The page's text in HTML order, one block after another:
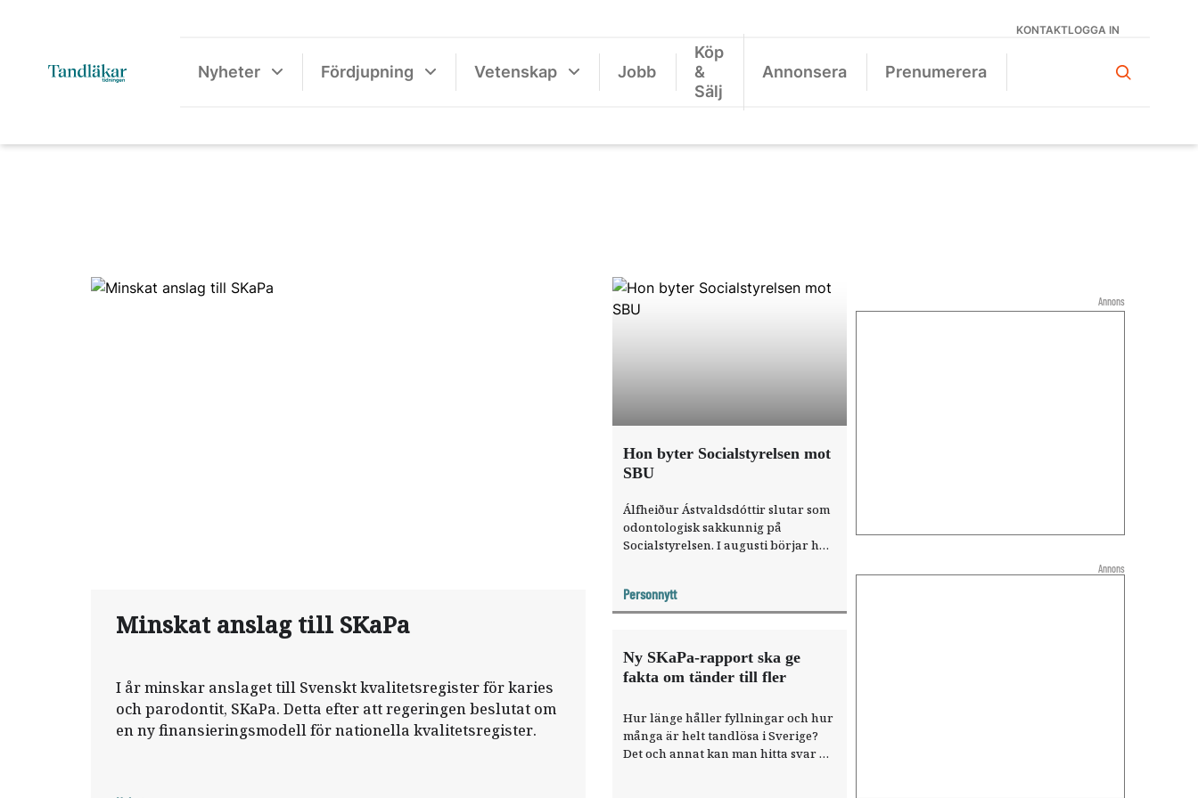
KONTAKTLOGGA IN
Nyheter Fördjupning Vetenskap Jobb
Köp
&
Sälj
Annonsera Prenumerera
Minskat anslag till SKaPa
I år minskar anslaget till Svenskt kvalitetsregister för karies
och parodontit, SKaPa. Detta efter att regeringen beslutat om
en ny finansieringsmodell för nationella kvalitetsregister.
Hon byter Socialstyrelsen mot
SBU
Álfheiður Ástvaldsdóttir slutar som
odontologisk sakkunnig på
Socialstyrelsen. I augusti börjar hon
och social utvärdering, SBU.
Personnytt
Ny SKaPa-rapport ska ge
fakta om tänder till fler
Hur länge håller fyllningar och hur
många är helt tandlösa i Sverige?
Det och annat kan man hitta svar på
Annons
Annons